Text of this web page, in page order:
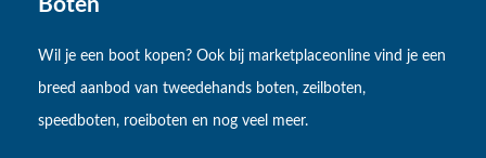
Wil je een boot kopen? Ook bij marketplaceonline vind je een
breed aanbod van tweedehands boten, zeilboten,
speedboten, roeiboten en nog veel meer.